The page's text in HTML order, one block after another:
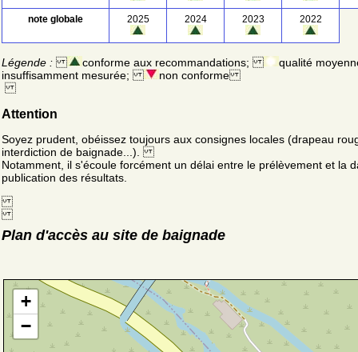
note globale 2025 2024 2023 2022
Légende : conforme aux recommandations;
qualité
insuffisamment mesurée;
non conforme
Attention
Soyez prudent, obéissez toujours aux consignes locales (drapeau
interdiction de baignade...).
Notamment, il s'écoule forcément un délai entre le prélèvement et la
publication des résultats.
Plan d'accès au site de baignade
+
−